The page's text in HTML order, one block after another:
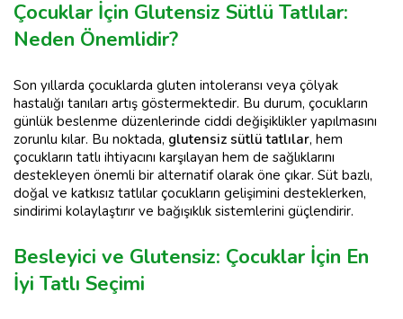
Çocuklar İçin Glutensiz Sütlü Tatlılar:
Neden Önemlidir?
Son yıllarda çocuklarda gluten intoleransı veya çölyak
hastalığı tanıları artış göstermektedir. Bu durum, çocukların
günlük beslenme düzenlerinde ciddi değişiklikler yapılmasını
zorunlu kılar. Bu noktada, glutensiz sütlü tatlılar, hem
çocukların tatlı ihtiyacını karşılayan hem de sağlıklarını
destekleyen önemli bir alternatif olarak öne çıkar. Süt bazlı,
doğal ve katkısız tatlılar çocukların gelişimini desteklerken,
sindirimi kolaylaştırır ve bağışıklık sistemlerini güçlendirir.
Besleyici ve Glutensiz: Çocuklar İçin En
İyi Tatlı Seçimi